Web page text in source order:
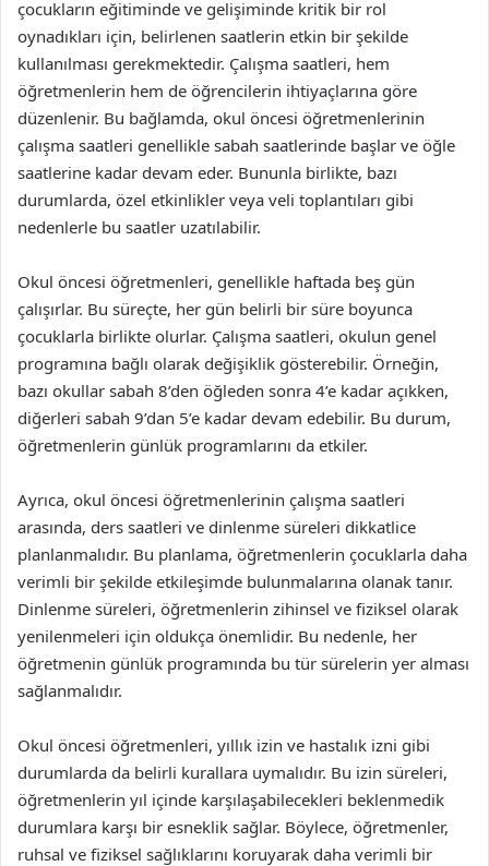
çocukların eğitiminde ve gelişiminde kritik bir rol
oynadıkları için, belirlenen saatlerin etkin bir şekilde
kullanılması gerekmektedir. Çalışma saatleri, hem
öğretmenlerin hem de öğrencilerin ihtiyaçlarına göre
düzenlenir. Bu bağlamda, okul öncesi öğretmenlerinin
çalışma saatleri genellikle sabah saatlerinde başlar ve öğle
saatlerine kadar devam eder. Bununla birlikte, bazı
durumlarda, özel etkinlikler veya veli toplantıları gibi
nedenlerle bu saatler uzatılabilir.
Okul öncesi öğretmenleri, genellikle haftada beş gün
çalışırlar. Bu süreçte, her gün belirli bir süre boyunca
çocuklarla birlikte olurlar. Çalışma saatleri, okulun genel
programına bağlı olarak değişiklik gösterebilir. Örneğin,
bazı okullar sabah 8’den öğleden sonra 4’e kadar açıkken,
diğerleri sabah 9’dan 5’e kadar devam edebilir. Bu durum,
öğretmenlerin günlük programlarını da etkiler.
Ayrıca, okul öncesi öğretmenlerinin çalışma saatleri
arasında, ders saatleri ve dinlenme süreleri dikkatlice
planlanmalıdır. Bu planlama, öğretmenlerin çocuklarla daha
verimli bir şekilde etkileşimde bulunmalarına olanak tanır.
Dinlenme süreleri, öğretmenlerin zihinsel ve fiziksel olarak
yenilenmeleri için oldukça önemlidir. Bu nedenle, her
öğretmenin günlük programında bu tür sürelerin yer alması
sağlanmalıdır.
Okul öncesi öğretmenleri, yıllık izin ve hastalık izni gibi
durumlarda da belirli kurallara uymalıdır. Bu izin süreleri,
öğretmenlerin yıl içinde karşılaşabilecekleri beklenmedik
durumlara karşı bir esneklik sağlar. Böylece, öğretmenler,
ruhsal ve fiziksel sağlıklarını koruyarak daha verimli bir